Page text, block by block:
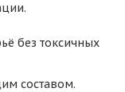
без токсичных
составом.